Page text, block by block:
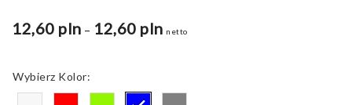
12,60 pln – 12,60 plnZakres
do
netto
Kolor